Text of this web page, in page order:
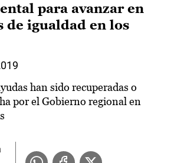
para avanzar en
de igualdad en los
han sido recuperadas o
por el Gobierno regional en